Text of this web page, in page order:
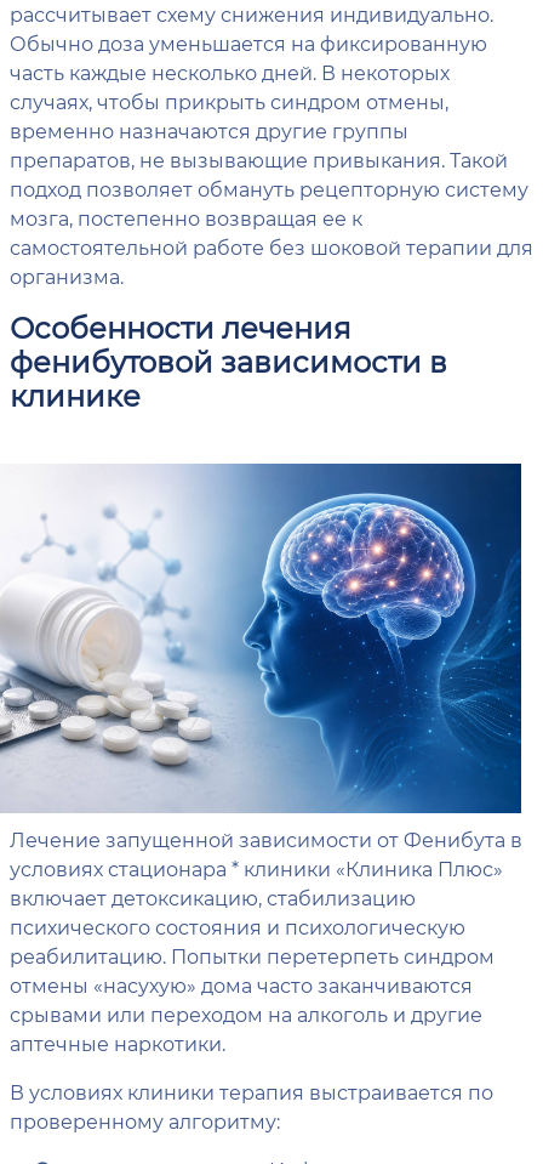
рассчитывает схему снижения индивидуально.
Обычно доза уменьшается на фиксированную
часть каждые несколько дней. В некоторых
случаях, чтобы прикрыть синдром отмены,
временно назначаются другие группы
препаратов, не вызывающие привыкания. Такой
подход позволяет обмануть рецепторную систему
мозга, постепенно возвращая ее к
самостоятельной работе без шоковой терапии для
организма.
Особенности лечения
фенибутовой зависимости в
клинике
Лечение запущенной зависимости от Фенибута в
условиях стационара * клиники «Клиника Плюс»
включает детоксикацию, стабилизацию
психического состояния и психологическую
реабилитацию. Попытки перетерпеть синдром
отмены «насухую» дома часто заканчиваются
срывами или переходом на алкоголь и другие
аптечные наркотики.
В условиях клиники терапия выстраивается по
проверенному алгоритму: